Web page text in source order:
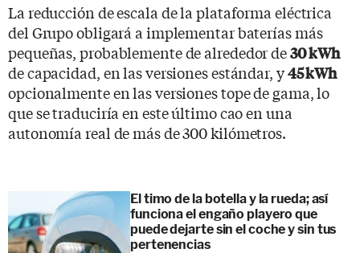
La reducción de escala de la plataforma eléctrica
del Grupo obligará a implementar baterías más
pequeñas, probablemente de alrededor de30 kWh
de capacidad, en las versiones estándar, y45 kWh
opcionalmente en las versiones tope de gama, lo
que se traduciría en este último cao en una
autonomía real de más de 300 kilómetros.
El timo de la botella y la rueda; así
funciona el engaño playero que
puede dejarte sin el coche y sin tus
pertenencias